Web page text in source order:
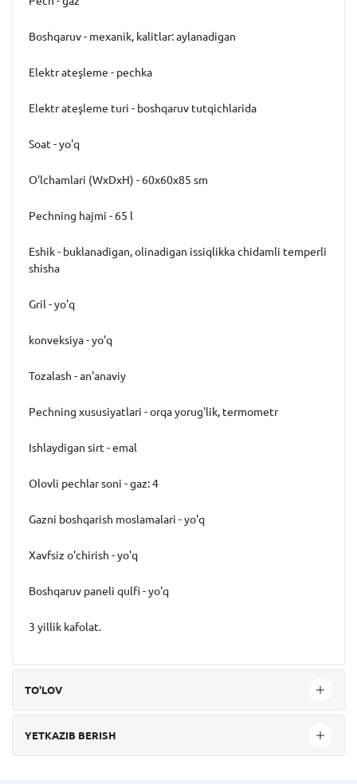
Boshqaruv - mexanik, kalitlar: aylanadigan
Elektr ateşleme - pechka
Elektr ateşleme turi - boshqaruv tutqichlarida
Soat - yo'q
O'lchamlari (WxDxH) - 60x60x85 sm
Pechning hajmi - 65 l
Eshik - buklanadigan, olinadigan issiqlikka chidamli temperli
shisha
Gril - yo'q
konveksiya - yo'q
Tozalash - an'anaviy
Pechning xususiyatlari - orqa yorug'lik, termometr
Ishlaydigan sirt - emal
Olovli pechlar soni - gaz: 4
Gazni boshqarish moslamalari - yo'q
Xavfsiz o'chirish - yo'q
Boshqaruv paneli qulfi - yo'q
3 yillik kafolat.
TO'LOV
YETKAZIB BERISH